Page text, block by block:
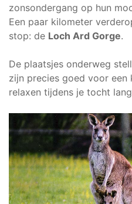
zonsondergang op hun
Een paar kilometer
stop: de Loch Ard Gorge.
De plaatsjes onderweg
zijn precies goed voor
relaxen tijdens je tocht